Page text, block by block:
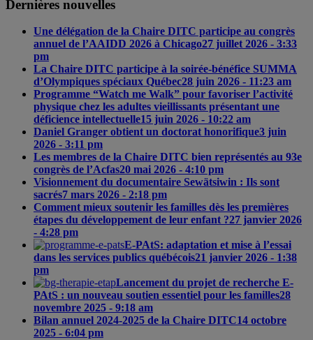
Dernières nouvelles
Une délégation de la Chaire DITC participe au congrès
annuel de l’AAIDD 2026 à Chicago27 juillet 2026 - 3:33
pm
La Chaire DITC participe à la soirée-bénéfice SUMMA
d’Olympiques spéciaux Québec28 juin 2026 - 11:23 am
Programme “Watch me Walk” pour favoriser l’activité
physique chez les adultes vieillissants présentant une
déficience intellectuelle15 juin 2026 - 10:22 am
Daniel Granger obtient un doctorat honorifique3 juin
2026 - 3:11 pm
Les membres de la Chaire DITC bien représentés au 93e
congrès de l’Acfas20 mai 2026 - 4:10 pm
Visionnement du documentaire Sewätsiwin : Ils sont
sacrés7 mars 2026 - 2:18 pm
Comment mieux soutenir les familles dès les premières
étapes du développement de leur enfant ?27 janvier 2026
- 4:28 pm
E-PAtS: adaptation et mise à l’essai
dans les services publics québécois21 janvier 2026 - 1:38
pm
Lancement du projet de recherche E-
PAtS : un nouveau soutien essentiel pour les familles28
novembre 2025 - 9:18 am
Bilan annuel 2024-2025 de la Chaire DITC14 octobre
2025 - 6:04 pm